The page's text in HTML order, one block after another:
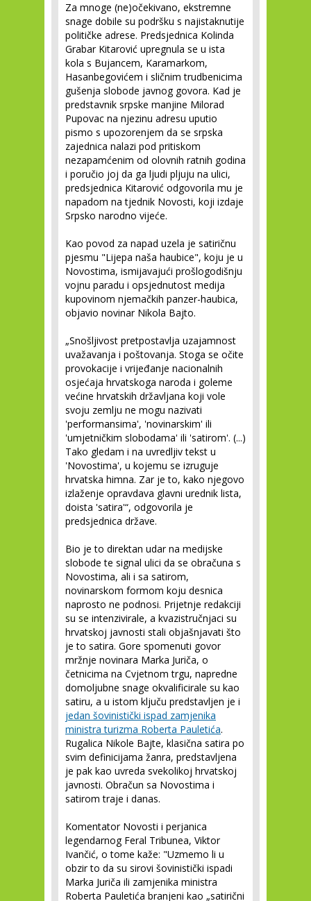
Za mnoge (ne)očekivano, ekstremne
snage dobile su podršku s najistaknutije
političke adrese. Predsjednica Kolinda
Grabar Kitarović upregnula se u ista
kola s Bujancem, Karamarkom,
Hasanbegovićem i sličnim trudbenicima
gušenja slobode javnog govora. Kad je
predstavnik srpske manjine Milorad
Pupovac na njezinu adresu uputio
pismo s upozorenjem da se srpska
zajednica nalazi pod pritiskom
nezapamćenim od olovnih ratnih godina
i poručio joj da ga ljudi pljuju na ulici,
predsjednica Kitarović odgovorila mu je
napadom na tjednik Novosti, koji izdaje
Srpsko narodno vijeće.
Kao povod za napad uzela je satiričnu
pjesmu "Lijepa naša haubice", koju je u
Novostima, ismijavajući prošlogodišnju
vojnu paradu i opsjednutost medija
kupovinom njemačkih panzer-haubica,
objavio novinar Nikola Bajto.
„Snošljivost pretpostavlja uzajamnost
uvažavanja i poštovanja. Stoga se očite
provokacije i vrijeđanje nacionalnih
osjećaja hrvatskoga naroda i goleme
većine hrvatskih državljana koji vole
svoju zemlju ne mogu nazivati
'performansima', 'novinarskim' ili
'umjetničkim slobodama' ili 'satirom'. (...)
Tako gledam i na uvredljiv tekst u
'Novostima', u kojemu se izruguje
hrvatska himna. Zar je to, kako njegovo
izlaženje opravdava glavni urednik lista,
doista 'satira'“, odgovorila je
predsjednica države.
Bio je to direktan udar na medijske
slobode te signal ulici da se obračuna s
Novostima, ali i sa satirom,
novinarskom formom koju desnica
naprosto ne podnosi. Prijetnje redakciji
su se intenzivirale, a kvazistručnjaci su
hrvatskoj javnosti stali objašnjavati što
je to satira. Gore spomenuti govor
mržnje novinara Marka Juriča, o
četnicima na Cvjetnom trgu, napredne
domoljubne snage okvalificirale su kao
satiru, a u istom ključu predstavljen je i
jedan šovinistički ispad zamjenika
ministra turizma Roberta Pauletića.
Rugalica Nikole Bajte, klasična satira po
svim definicijama žanra, predstavljena
je pak kao uvreda svekolikoj hrvatskoj
javnosti. Obračun sa Novostima i
satirom traje i danas.
Komentator Novosti i perjanica
legendarnog Feral Tribunea, Viktor
Ivančić, o tome kaže: "Uzmemo li u
obzir to da su sirovi šovinistički ispadi
Marka Juriča ili zamjenika ministra
Roberta Pauletića branjeni kao „satirični